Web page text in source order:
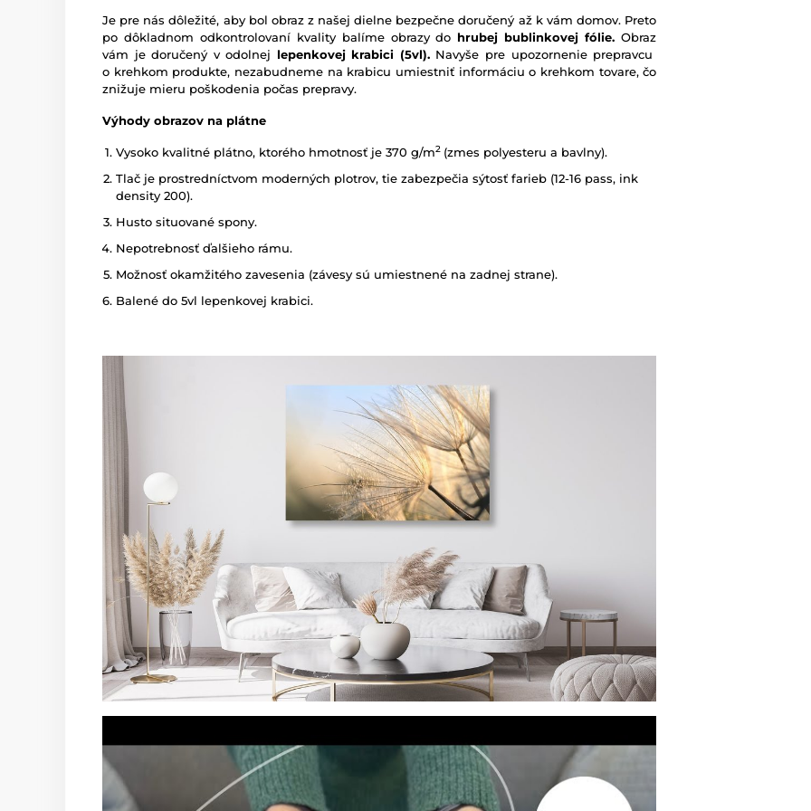
Je pre nás dôležité, aby bol obraz z našej dielne bezpečne doručený až k vám domov. Preto
po dôkladnom odkontrolovaní kvality balíme obrazy do hrubej bublinkovej fólie. Obraz
vám je doručený v odolnej lepenkovej krabici (5vl).Navyše pre upozornenie prepravcu
o krehkom produkte, nezabudneme na krabicu umiestniť informáciu o krehkom tovare, čo
znižuje mieru poškodenia počas prepravy.
Výhody obrazov na plátne
Vysoko kvalitné plátno, ktorého hmotnosť je 370 g/m2 (zmes polyesteru a bavlny).
Tlač je prostredníctvom moderných plotrov, tie zabezpečia sýtosť farieb (12-16 pass, ink
density 200).
Husto situované spony.
Nepotrebnosť ďalšieho rámu.
Možnosť okamžitého zavesenia (závesy sú umiestnené na zadnej strane).
Balené do 5vl lepenkovej krabici.